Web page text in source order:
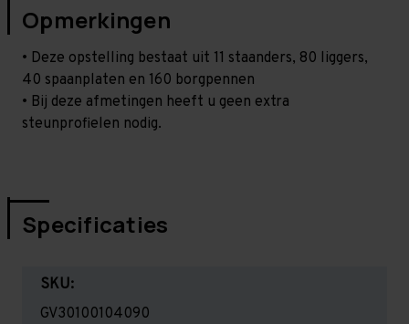
Opmerkingen
• Deze opstelling bestaat uit 11 staanders, 80 liggers,
40 spaanplaten en 160 borgpennen
• Bij deze afmetingen heeft u geen extra
steunprofielen nodig.
Specificaties
SKU:
GV30100104090